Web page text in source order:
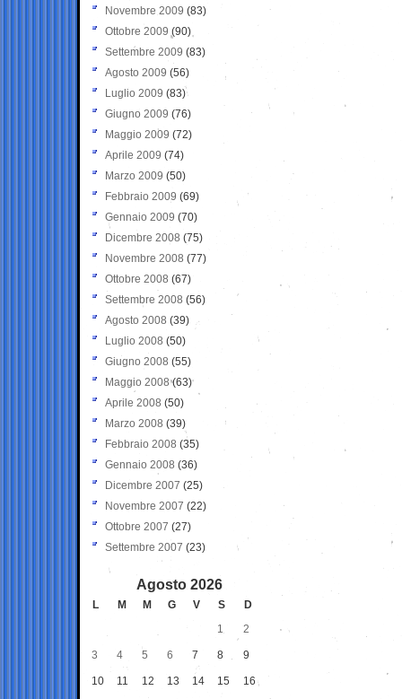
Novembre 2009 (83)
Ottobre 2009 (90)
Settembre 2009 (83)
Agosto 2009 (56)
Luglio 2009 (83)
Giugno 2009 (76)
Maggio 2009 (72)
Aprile 2009 (74)
Marzo 2009 (50)
Febbraio 2009 (69)
Gennaio 2009 (70)
Dicembre 2008 (75)
Novembre 2008 (77)
Ottobre 2008 (67)
Settembre 2008 (56)
Agosto 2008 (39)
Luglio 2008 (50)
Giugno 2008 (55)
Maggio 2008(63)
Aprile 2008 (50)
Marzo 2008 (39)
Febbraio 2008 (35)
Gennaio 2008 (36)
Dicembre 2007 (25)
Novembre 2007 (22)
Ottobre 2007 (27)
Settembre 2007 (23)
Agosto 2026
L M M G V S
D
1
2
3 4 5 6 7 8 9
10 11 12 13 14 15 16